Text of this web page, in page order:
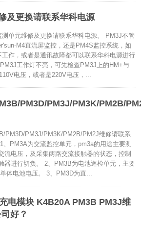
及更换请联系华科电源
测单元维修及更换请联系华科电源。 PM3J不管
M4直流屏监控，还是PM4S监控系统，如
工作，或者是通讯故障都可以联系华科电源进行
工作灯不亮，可先检查PM3J上的HM+与
电压，或者是220V电压，...
PM3D/PM3J/PM3K/PM2B/
PM3D/PM3J/PM3K/PM2B/PM2J维修请联系
、PM3A为交流监控单元，pm3a的用途主要测
流电压，及采集两路交流接触器的状态，控制
器进行切负。 2、PM3B为电池巡检单元，主要
体电池电压。 3、PM3D为直...
电模块 K4B20A PM3B PM3J维
好？